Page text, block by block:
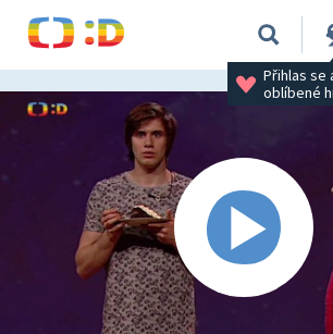
Přihlas se
oblíbené